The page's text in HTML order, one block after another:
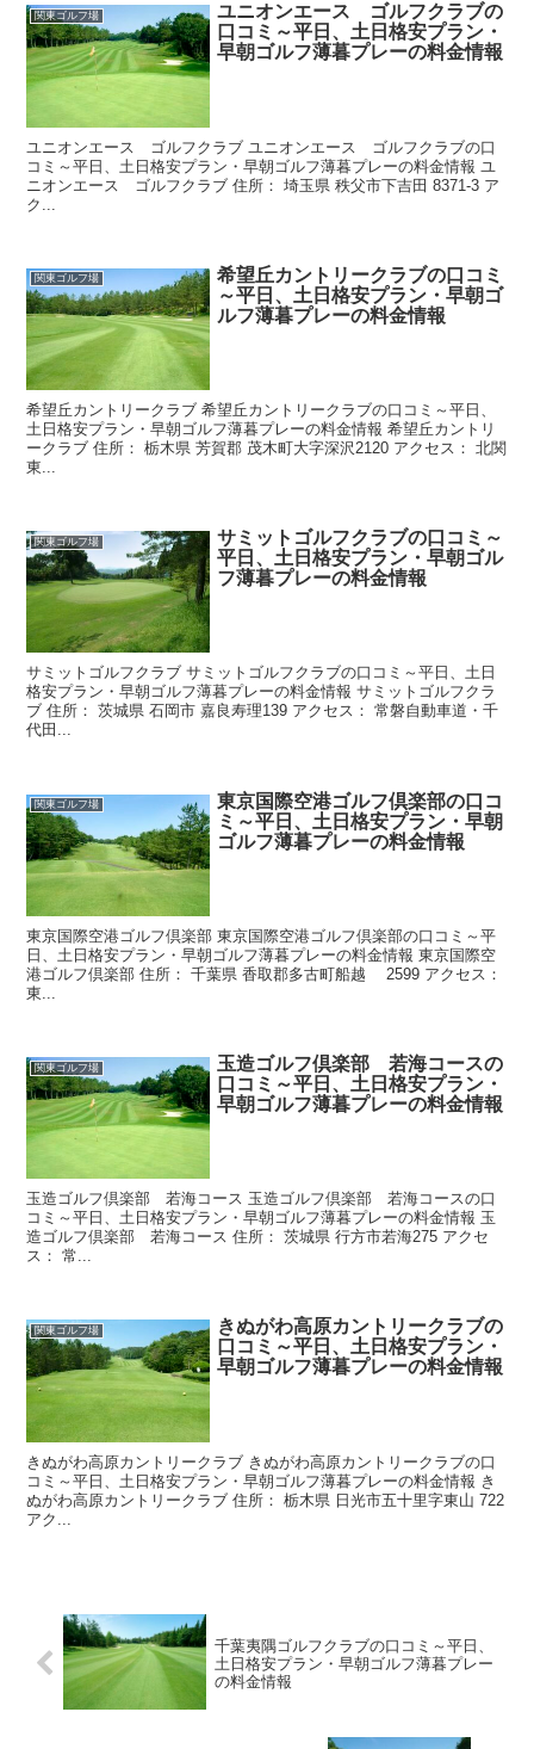
関東ゴルフ場
ユニオンエース ゴルフクラブの
口コミ～平日、土日格安プラン・
早朝ゴルフ薄暮プレーの料金情報
ユニオンエース ゴルフクラブ ユニオンエース ゴルフクラブの口
コミ～平日、土日格安プラン・早朝ゴルフ薄暮プレーの料金情報 ユ
ニオンエース ゴルフクラブ 住所： 埼玉県 秩父市下吉田 8371-3 ア
ク...
関東ゴルフ場
希望丘カントリークラブの口コミ
～平日、土日格安プラン・早朝ゴ
ルフ薄暮プレーの料金情報
希望丘カントリークラブ 希望丘カントリークラブの口コミ～平日、
土日格安プラン・早朝ゴルフ薄暮プレーの料金情報 希望丘カントリ
ークラブ 住所： 栃木県 芳賀郡 茂木町大字深沢2120 アクセス： 北関
東...
関東ゴルフ場
サミットゴルフクラブの口コミ～
平日、土日格安プラン・早朝ゴル
フ薄暮プレーの料金情報
サミットゴルフクラブ サミットゴルフクラブの口コミ～平日、土日
格安プラン・早朝ゴルフ薄暮プレーの料金情報 サミットゴルフクラ
ブ 住所： 茨城県 石岡市 嘉良寿理139 アクセス： 常磐自動車道・千
代田...
関東ゴルフ場
東京国際空港ゴルフ倶楽部の口コ
ミ～平日、土日格安プラン・早朝
ゴルフ薄暮プレーの料金情報
東京国際空港ゴルフ倶楽部 東京国際空港ゴルフ倶楽部の口コミ～平
日、土日格安プラン・早朝ゴルフ薄暮プレーの料金情報 東京国際空
港ゴルフ倶楽部 住所： 千葉県 香取郡多古町船越 2599 アクセス：
東...
関東ゴルフ場
玉造ゴルフ倶楽部 若海コースの
口コミ～平日、土日格安プラン・
早朝ゴルフ薄暮プレーの料金情報
玉造ゴルフ倶楽部 若海コース 玉造ゴルフ倶楽部 若海コースの口
コミ～平日、土日格安プラン・早朝ゴルフ薄暮プレーの料金情報 玉
造ゴルフ倶楽部 若海コース 住所： 茨城県 行方市若海275 アクセ
ス： 常...
関東ゴルフ場
きぬがわ高原カントリークラブの
口コミ～平日、土日格安プラン・
早朝ゴルフ薄暮プレーの料金情報
きぬがわ高原カントリークラブ きぬがわ高原カントリークラブの口
コミ～平日、土日格安プラン・早朝ゴルフ薄暮プレーの料金情報 き
ぬがわ高原カントリークラブ 住所： 栃木県 日光市五十里字東山 722
アク...
千葉夷隅ゴルフクラブの口コミ～平日、
土日格安プラン・早朝ゴルフ薄暮プレー
の料金情報